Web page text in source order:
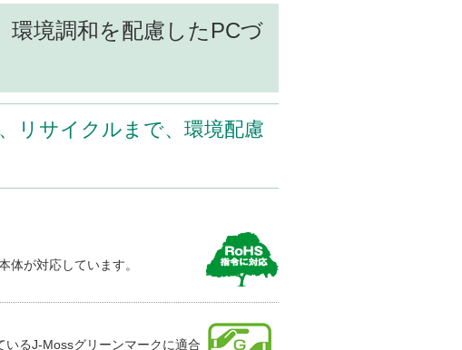
環境調和を配慮したPCづ
リサイクルまで、環境配慮
体が対応しています。
いるJ-Mossグリーンマークに適合